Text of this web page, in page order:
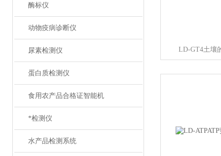
酶标仪
动物疫病诊断仪
尿素检测仪
蛋白质检测仪
食用农产品合格证智能机
*检测仪
水产品检测系统
LD-GT4土壤